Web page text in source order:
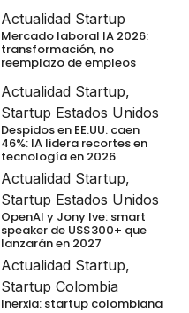
Actualidad Startup
Mercado laboral IA 2026:
transformación, no
reemplazo de empleos
Actualidad Startup,
Startup Estados Unidos
Despidos en EE.UU. caen
46%: IA lidera recortes en
tecnología en 2026
Actualidad Startup,
Startup Estados Unidos
OpenAI y Jony Ive: smart
speaker de US$300+ que
lanzarán en 2027
Actualidad Startup,
Startup Colombia
Inerxia: startup colombiana